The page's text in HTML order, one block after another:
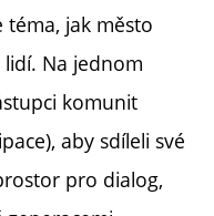
jak město
Na jednom
komunit
aby sdíleli své
pro dialog,